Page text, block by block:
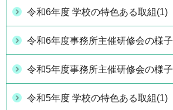
令和6年度 学校の特色ある取組(1)
令和6年度事務所主催研修会の様子
令和5年度事務所主催研修会の様子
令和5年度 学校の特色ある取組(1)